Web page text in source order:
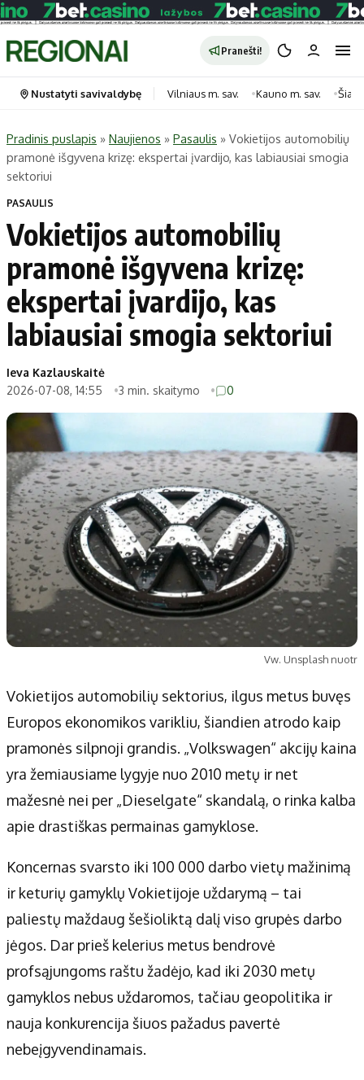
Pranešti!
Portalas
Naujausi
Regionai
Lietuva
Pasaulis
Politika
Patarimai
Dirbtinis intelektas
Gineso rekordai
Kategorijos
Horoskopai
Laisvalaikis
Maistas
Sveikata
Technologijos
Dienos naujienos
Ekonomikos naujienos
Didžiosios savivaldybės
Vilniaus miesto
Kauno miesto
Klaipėdos miesto
Panevėžio miesto
Šiaulių miesto
Alytaus miesto
Marijampolės
Kitos savivaldybės
Druskininkų
Utenos rajono
Jonavos rajono
Vilkaviškio rajono
Tauragės rajono
Palangos miesto
Prienų rajono
Redakcija
Apie mus
Autoriai
Kontaktai
Privatumo politika
Redakcijos politika
Receptai
Nustatyti savivaldybę Vilniaus m. sav. Kauno m. sav.
Pradinis puslapis » Naujienos » Pasaulis » Vokietijos automobilių
pramonė išgyvena krizę: ekspertai įvardijo, kas labiausiai smogia
sektoriui
PASAULIS
Vokietijos automobilių
pramonė išgyvena krizę:
ekspertai įvardijo, kas
labiausiai smogia sektoriui
Ieva Kazlauskaitė
2026-07-08, 14:55
3 min. skaitymo 0
Vw. Unsplash nuotr
Vokietijos automobilių sektorius, ilgus metus buvęs
Europos ekonomikos varikliu, šiandien atrodo kaip
pramonės silpnoji grandis. „Volkswagen“ akcijų kaina
yra žemiausiame lygyje nuo 2010 metų ir net
mažesnė nei per „Dieselgate“ skandalą, o rinka kalba
apie drastiškas permainas gamyklose.
Koncernas svarsto iki 100 000 darbo vietų mažinimą
ir keturių gamyklų Vokietijoje uždarymą – tai
paliestų maždaug šešioliktą dalį viso grupės darbo
jėgos. Dar prieš kelerius metus bendrovė
profsąjungoms raštu žadėjo, kad iki 2030 metų
gamyklos nebus uždaromos, tačiau geopolitika ir
nauja konkurencija šiuos pažadus pavertė
nebeįgyvendinamais.